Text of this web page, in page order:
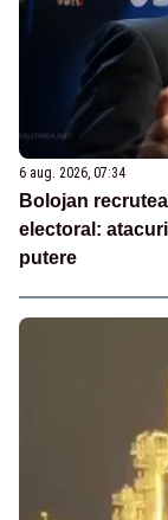
6 aug. 2026, 07:34
Bolojan
electoral:
putere